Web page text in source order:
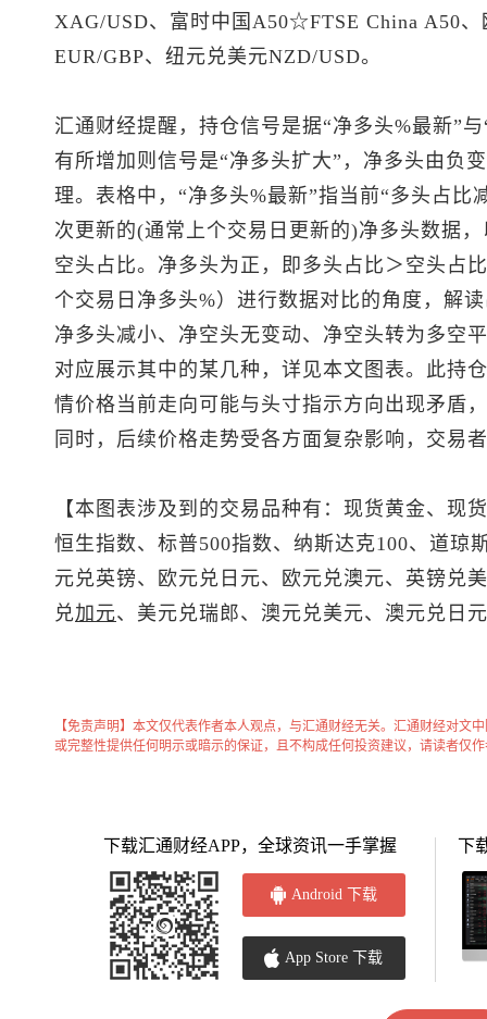
XAG/USD、富时中国A50☆FTSE China A50、
EUR/GBP、 纽元兑美元NZD/USD。
汇通财经提醒，持仓信号是据“净多头%最新”
有所增加则信号是“净多头扩大”，净多头由负
理。表格中，“净多头%最新”指当前“多头占比
次更新的(通常上个交易日更新的)净多头数据
空头占比。净多头为正，即多头占比＞空头占
个交易日净多头%）进行数据对比的角度，解
净多头减小、净空头无变动、净空头转为多空
对应展示其中的某几种，详见本文图表。此持
情价格当前走向可能与头寸指示方向出现矛盾
同时，后续价格走势受各方面复杂影响，交易
【本图表涉及到的交易品种有： 现货黄金、 现
恒生指数、 标普500指数、纳斯达克100、道琼
元兑英镑、欧元兑日元、欧元兑澳元、 英镑兑
兑加元、 美元兑瑞郎、 澳元兑美元、澳元兑日
【免责声明】本文仅代表作者本人观点，与汇通财经无关。汇通财经对文
或完整性提供任何明示或暗示的保证，且不构成任何投资建议，请读者仅
下载汇通财经APP，全球资讯一手掌握
Android 下载
App Store 下载
下